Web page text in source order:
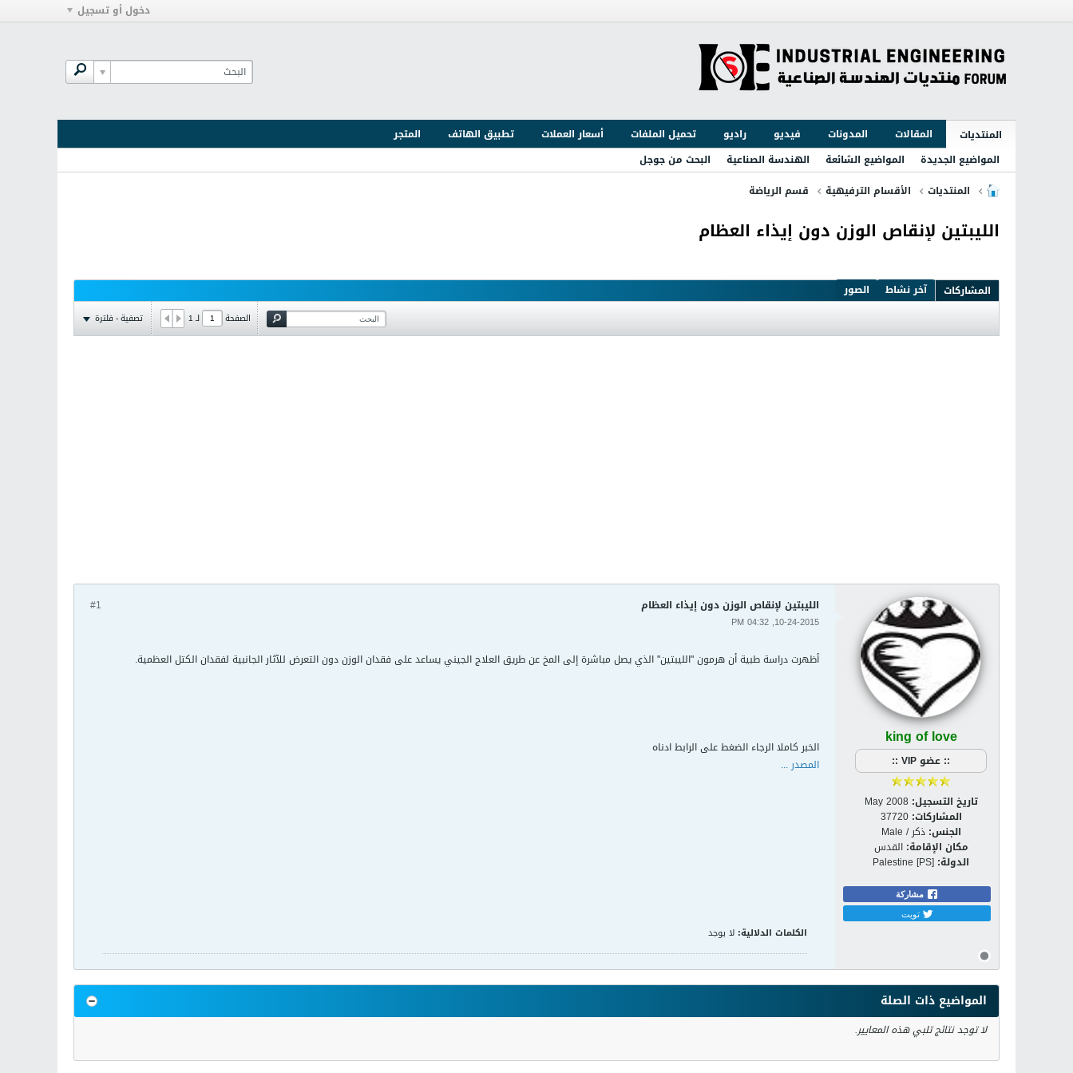
دخول أو تسجيل
المنتديات المقالات المدونات فيديو راديو تحميل الملفات أسعار العملات تطبيق الهاتف
المتجر
المواضيع الجديدة
المواضيع الشائعة الهندسة الصناعية
البحث من جوجل
المنتديات
الأقسام الترفيهية قسم الرياضة
الليبتين لإنقاص الوزن دون إيذاء العظام
المشاركات آخر نشاط الصور
الصفحة لـ1 تصفية - فلترة
king of love
:: عضو VIP ::
تاريخ التسجيل: May 2008
المشاركات: 37720
الجنس: ذكر / Male
مكان الإقامة: القدس
الدولة: Palestine [PS]
مشاركة
تويت
#1 الليبتين لإنقاص الوزن دون إيذاء العظام
10-24-2015, 04:32 PM
أظهرت دراسة طبية أن هرمون "الليبتين" الذي يصل مباشرة إلى المخ عن طريق العلاج الجيني يساعد على فقدان الوزن دون التعرض للآثار الجانبية لفقدان الكتل العظمية.
الخبر كاملا الرجاء الضغط على الرابط ادناه
المصدر ...
الكلمات الدلالية: لا يوجد
المواضيع ذات الصلة
لا توجد نتائج تلبي هذه المعايير.